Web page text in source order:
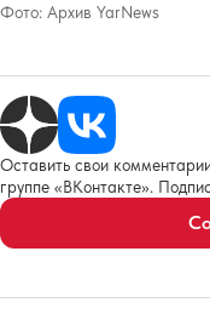
Фото: Архив YarNews
Оставить свои
группе «ВКонтакте».